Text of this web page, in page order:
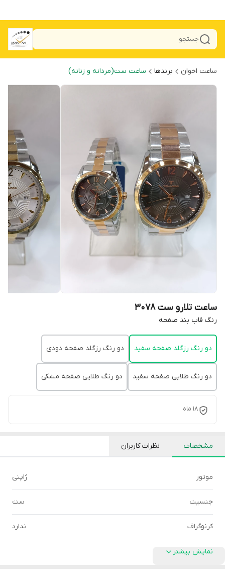
جستجو
ساعت اخوان برندها ساعت ست(مردانه و زنانه)
ساعت تلارو ست 3078
رنگ قاب بند صفحه
دو رنگ رزگلد صفحه سفید دو رنگ رزگلد صفحه دودی
دو رنگ طلایی صفحه سفید دو رنگ طلایی صفحه مشکی
18 ماه
مشخصات نظرات کاربران
موتور ژاپنی
جنسیت ست
کرنوگراف ندارد
نمایش بیشتر